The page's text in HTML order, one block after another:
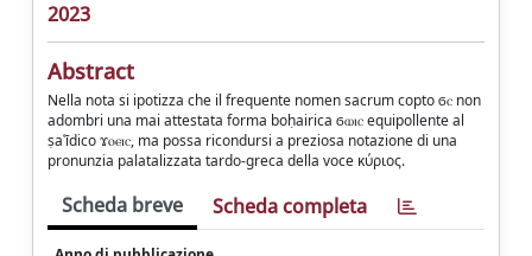
2023
Abstract
Nella nota si ipotizza che il frequente nomen sacrum copto ϭⲥ non
adombri una mai attestata forma boḥairica ϭⲱⲓⲥ equipollente al
ṣaʿīdico ϫⲟⲉⲓⲥ, ma possa ricondursi a preziosa notazione di una
pronunzia palatalizzata tardo-greca della voce κύριος.
Scheda breve Scheda completa